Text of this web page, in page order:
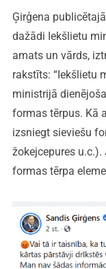
Ģirģena
dažādi Iekšlietu
amats un vārds,
rakstīts: “Iekšlietu
ministrijā
formas tērpus. Kā
izsniegt sieviešu
žokejcepures
formas tērpa